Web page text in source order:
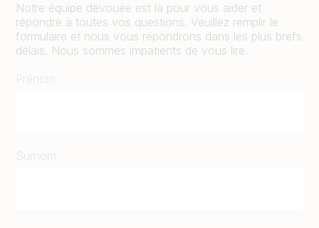
Notre équipe dévouée est là pour vous aider et
répondre à toutes vos questions. Veuillez remplir le
formulaire et nous vous répondrons dans les plus brefs
délais. Nous sommes impatients de vous lire.
Prénom
Surnom